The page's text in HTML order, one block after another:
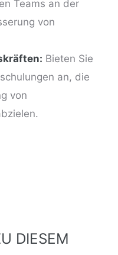
Teams an der
von
Bieten Sie
an, die
von
DIESEM